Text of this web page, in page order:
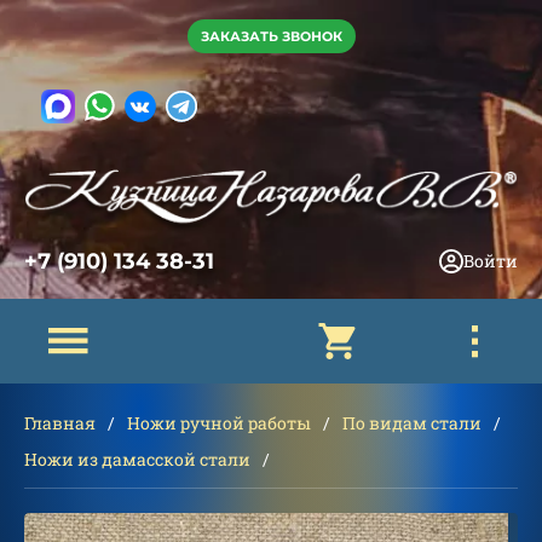
ЗАКАЗАТЬ ЗВОНОК
+7 (910) 134 38-31 Войти
Главная Ножи ручной работы
По видам стали
Ножи из дамасской стали